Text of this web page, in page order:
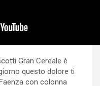
Gran Cereale è
questo dolore ti
con colonna